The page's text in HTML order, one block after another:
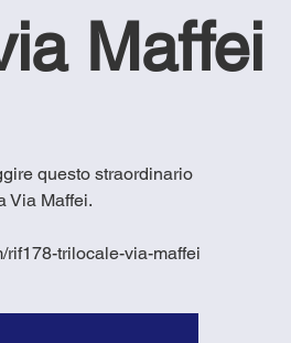
Maffei
questo straordinario
Via Maffei.
rif178-trilocale-via-maffei